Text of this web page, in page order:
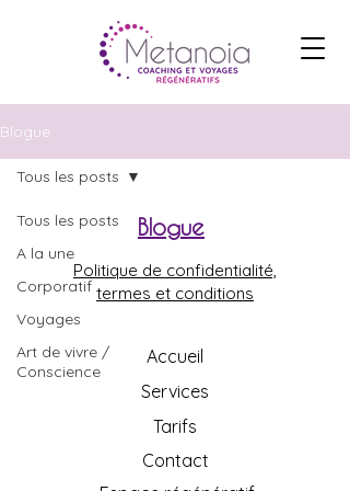
Blogue
Tous les posts
A la une
Corporatif
Voyages
Art de vivre /
Conscience
Tous les posts
Blogue
Politique de confidentialité,
termes et conditions
Accueil
Services
Tarifs
Contact